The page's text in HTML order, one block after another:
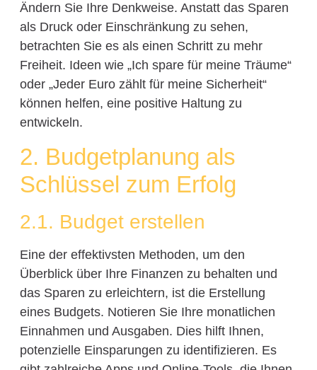
Ändern Sie Ihre Denkweise. Anstatt das Sparen
als Druck oder Einschränkung zu sehen,
betrachten Sie es als einen Schritt zu mehr
Freiheit. Ideen wie „Ich spare für meine Träume“
oder „Jeder Euro zählt für meine Sicherheit“
können helfen, eine positive Haltung zu
entwickeln.
2. Budgetplanung als
Schlüssel zum Erfolg
2.1. Budget erstellen
Eine der effektivsten Methoden, um den
Überblick über Ihre Finanzen zu behalten und
das Sparen zu erleichtern, ist die Erstellung
eines Budgets. Notieren Sie Ihre monatlichen
Einnahmen und Ausgaben. Dies hilft Ihnen,
potenzielle Einsparungen zu identifizieren. Es